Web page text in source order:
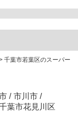
千葉市若葉区のスーパー
/ 市川市 /
葉市花見川区